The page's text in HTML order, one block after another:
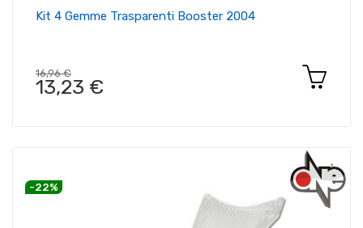
Kit 4 Gemme Trasparenti Booster 2004
16,96 €
13,23 €
-22%